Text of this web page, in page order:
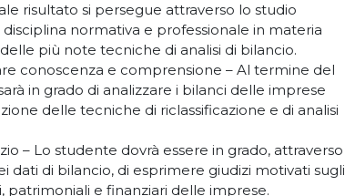
risultato si persegue attraverso lo studio
normativa e professionale in materia
più note tecniche di analisi di bilancio.
conoscenza e comprensione – Al termine del
in grado di analizzare i bilanci delle imprese
delle tecniche di riclassificazione e di analisi
– Lo studente dovrà essere in grado, attraverso
dati di bilancio, di esprimere giudizi motivati sugli
patrimoniali e finanziari delle imprese.